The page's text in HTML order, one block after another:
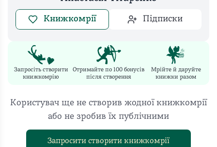
Книжкомрії Підписки
Запросіть створити
книжкомрію
Отримайте по 100 бонусів
після створення
Мрійте й даруйте
книжки разом
Користувач ще не створив жодної книжкомрії
або не зробив їх публічними
Запросити створити книжкомрії